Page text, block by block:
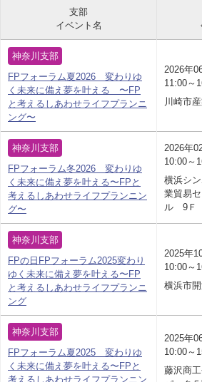
支部
イベント名
神奈川支部
FPフォーラム夏2026 変わりゆ
く未来に備え夢を叶える 〜FP
と考えるしあわせライフプランニ
ング〜
2026年
11:00～
川崎市
神奈川支部
FPフォーラム冬2026 変わりゆ
く未来に備え夢を叶える〜FPと
考えるしあわせライフプランニン
グ〜
2026年
10:00～
横浜シ
業貿易
ル 9Ｆ
神奈川支部
FPの日FPフォーラム2025変わり
ゆく未来に備え夢を叶える〜FP
と考えるしあわせライフプランニ
ング
2025年
10:00～
横浜市
神奈川支部
FPフォーラム夏2025 変わりゆ
く未来に備え夢を叶える〜FPと
考えるしあわせライフプランニン
2025年
10:00～
藤沢商